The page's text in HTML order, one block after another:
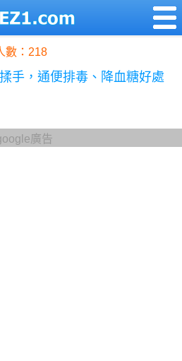
數：218
手，通便排毒、降血糖好處
廣告